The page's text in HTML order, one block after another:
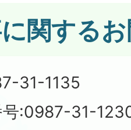
関する
31-1135
号:0987-31-